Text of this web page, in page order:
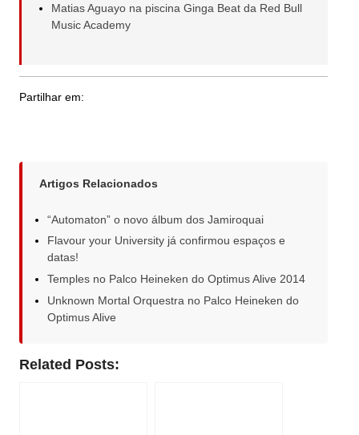
Matias Aguayo na piscina Ginga Beat da Red Bull
Music Academy
Partilhar em:
Artigos Relacionados
“Automaton” o novo álbum dos Jamiroquai
Flavour your University já confirmou espaços e
datas!
Temples no Palco Heineken do Optimus Alive 2014
Unknown Mortal Orquestra no Palco Heineken do
Optimus Alive
Related Posts: